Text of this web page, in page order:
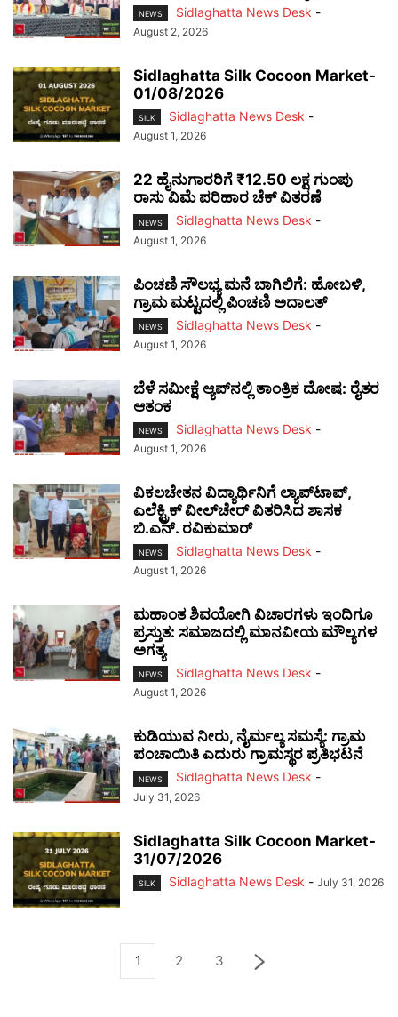
NEWS Sidlaghatta News Desk -
August 2, 2026
Sidlaghatta Silk Cocoon Market-
01/08/2026
SILK Sidlaghatta News Desk -
August 1, 2026
22 ಹೈನುಗಾರರಿಗೆ ₹12.50 ಲಕ್ಷ ಗುಂಪು
ರಾಸು ವಿಮೆ ಪರಿಹಾರ ಚೆಕ್ ವಿತರಣೆ
NEWS Sidlaghatta News Desk -
August 1, 2026
ಪಿಂಚಣಿ ಸೌಲಭ್ಯ ಮನೆ ಬಾಗಿಲಿಗೆ: ಹೋಬಳಿ,
ಗ್ರಾಮ ಮಟ್ಟದಲ್ಲಿ ಪಿಂಚಣಿ ಅದಾಲತ್
NEWS Sidlaghatta News Desk -
August 1, 2026
ಬೆಳೆ ಸಮೀಕ್ಷೆ ಆ್ಯಪ್‌ನಲ್ಲಿ ತಾಂತ್ರಿಕ ದೋಷ: ರೈತರ
ಆತಂಕ
NEWS Sidlaghatta News Desk -
August 1, 2026
ವಿಕಲಚೇತನ ವಿದ್ಯಾರ್ಥಿನಿಗೆ ಲ್ಯಾಪ್‌ಟಾಪ್,
ಎಲೆಕ್ಟ್ರಿಕ್ ವೀಲ್‌ಚೇರ್ ವಿತರಿಸಿದ ಶಾಸಕ
ಬಿ.ಎನ್. ರವಿಕುಮಾರ್
NEWS Sidlaghatta News Desk -
August 1, 2026
ಮಹಾಂತ ಶಿವಯೋಗಿ ವಿಚಾರಗಳು ಇಂದಿಗೂ
ಪ್ರಸ್ತುತ: ಸಮಾಜದಲ್ಲಿ ಮಾನವೀಯ ಮೌಲ್ಯಗಳ
ಅಗತ್ಯ
NEWS Sidlaghatta News Desk -
August 1, 2026
ಕುಡಿಯುವ ನೀರು, ನೈರ್ಮಲ್ಯ ಸಮಸ್ಯೆ: ಗ್ರಾಮ
ಪಂಚಾಯಿತಿ ಎದುರು ಗ್ರಾಮಸ್ಥರ ಪ್ರತಿಭಟನೆ
NEWS Sidlaghatta News Desk -
July 31, 2026
Sidlaghatta Silk Cocoon Market-
31/07/2026
SILK Sidlaghatta News Desk - July 31, 2026
1 2 3